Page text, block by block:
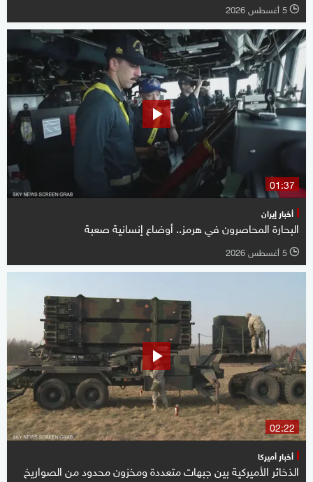
l 5 أغسطس 2026
01:37
أخبار إيران
البحارة المحاصرون في هرمز.. أوضاع إنسانية صعبة
l 5 أغسطس 2026
02:22
أخبار أميركا
الذخائر الأميركية بين جبهات متعددة ومخزون محدود من الصواريخ